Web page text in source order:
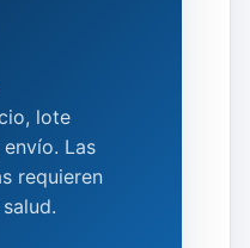
lote
Las
requieren